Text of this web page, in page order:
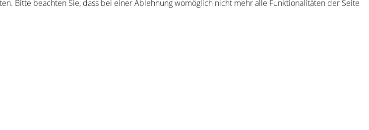
Bitte beachten Sie, dass bei einer Ablehnung womöglich nicht mehr alle Funktionalitäten der Seite